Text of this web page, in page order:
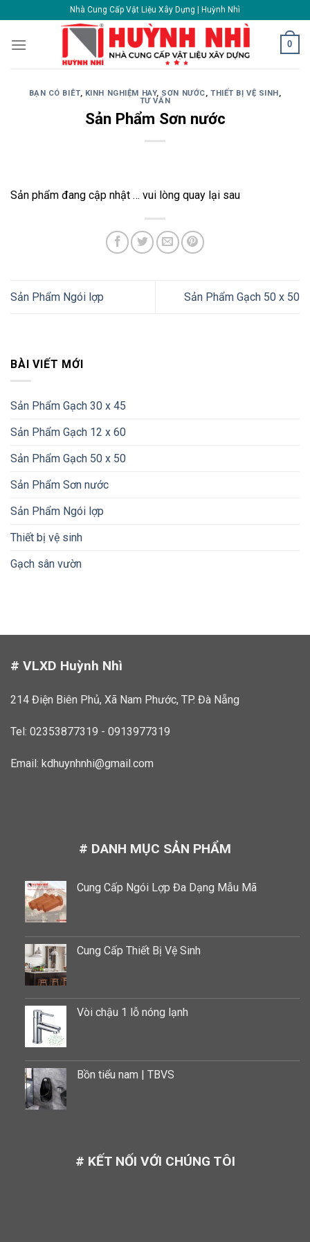
content
Nhà Cung Cấp Vật Liệu Xây Dựng | Huỳnh Nhì
0
BẠN CÓ BIÊT, KINH NGHIỆM HAY, SƠN NƯỚC, THIẾT BỊ VỆ SINH,
TƯ VẤN
Sản Phẩm Sơn nước
Sản phẩm đang cập nhật … vui lòng quay lại sau
Sản Phẩm Ngói lợp Sản Phẩm Gạch 50 x 50
BÀI VIẾT MỚI
Sản Phẩm Gạch 30 x 45
Sản Phẩm Gạch 12 x 60
Sản Phẩm Gạch 50 x 50
Sản Phẩm Sơn nước
Sản Phẩm Ngói lợp
Thiết bị vệ sinh
Gạch sân vườn
# VLXD Huỳnh Nhì
214 Điện Biên Phủ, Xã Nam Phước, TP. Đà Nẵng
Tel: 02353877319 - 0913977319
Email: kdhuynhnhi@gmail.com
# DANH MỤC SẢN PHẨM
Cung Cấp Ngói Lợp Đa Dạng Mẫu Mã
Cung Cấp Thiết Bị Vệ Sinh
Vòi chậu 1 lỗ nóng lạnh
Bồn tiểu nam | TBVS
# KẾT NỐI VỚI CHÚNG TÔI